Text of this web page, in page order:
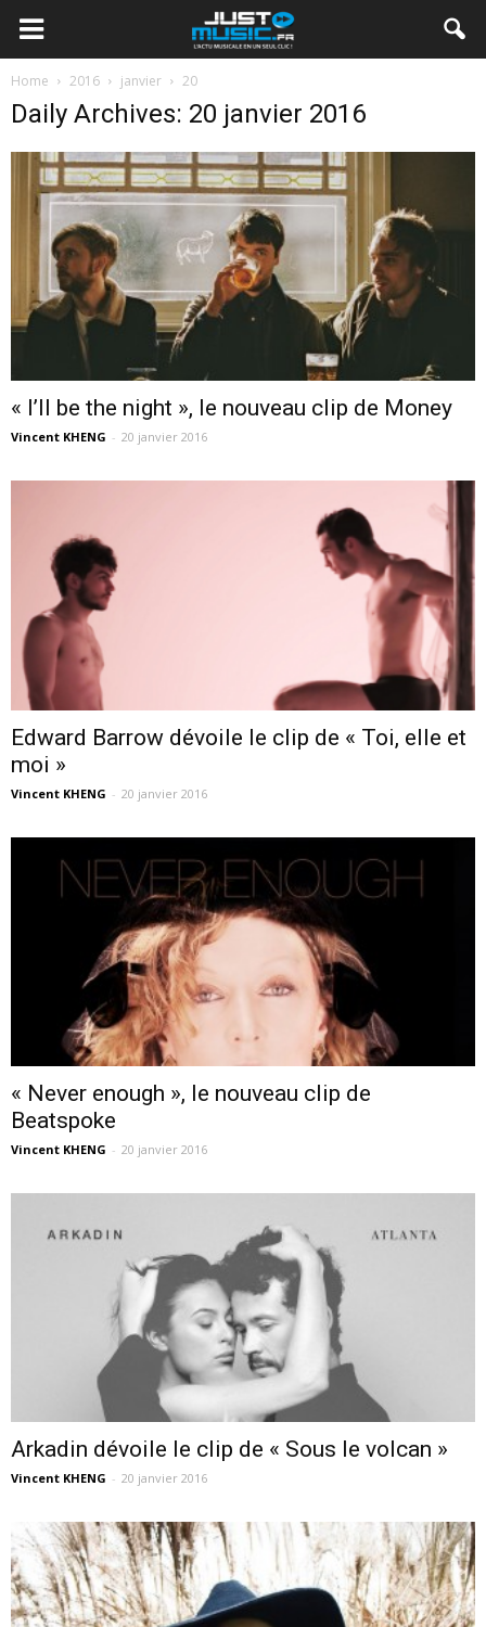
Home 2016 janvier 20
Daily Archives: 20 janvier 2016
« I’ll be the night », le nouveau clip de Money
Vincent KHENG - 20 janvier 2016
Edward Barrow dévoile le clip de « Toi, elle et
moi »
Vincent KHENG - 20 janvier 2016
« Never enough », le nouveau clip de
Beatspoke
Vincent KHENG - 20 janvier 2016
Arkadin dévoile le clip de « Sous le volcan »
Vincent KHENG - 20 janvier 2016